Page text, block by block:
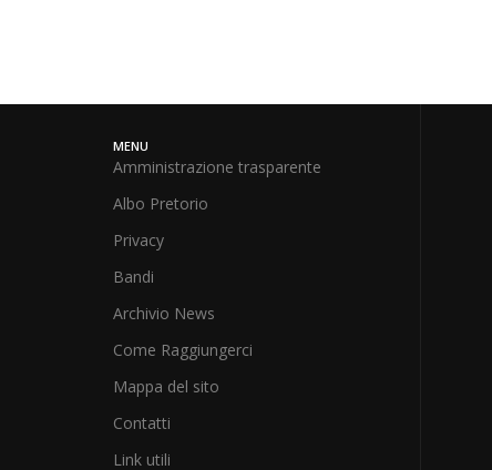
MENU
Amministrazione trasparente
Albo Pretorio
Privacy
Bandi
Archivio News
Come Raggiungerci
Mappa del sito
Contatti
Link utili